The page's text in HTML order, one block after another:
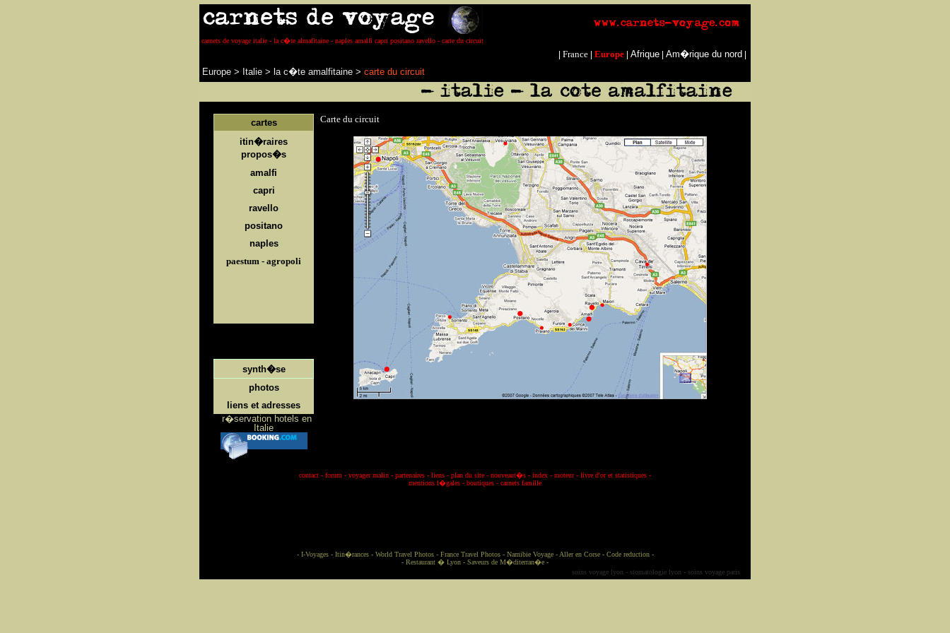
carnets de voyage italie - la c�te almafitaine - naples amalfi capri positano ravello - carte du circuit
France Europe Afrique Am�rique du nord
Europe > Italie > la c�te amalfitaine > carte du circuit
cartes
itin�raires
propos�s
amalfi
capri
ravello
positano
naples
paestum - agropoli
synth�se
photos
liens et adresses
r�servation hotels en
Italie
Carte du circuit
contact - forum - voyager malin - partenaires - liens - plan du site - nouveaut�s - index - moteur - livre d'or et statistiques -
mentions l�gales - boutiques - carnets famille
- I-Voyages- Itin�rances- World Travel Photos- France Travel Photos- Namibie Voyage- Aller en Corse- Code reduction-
- Restaurant � Lyon - Saveurs de M�diterran�e -
soins voyage lyon - stomatologie lyon - soins voyage paris